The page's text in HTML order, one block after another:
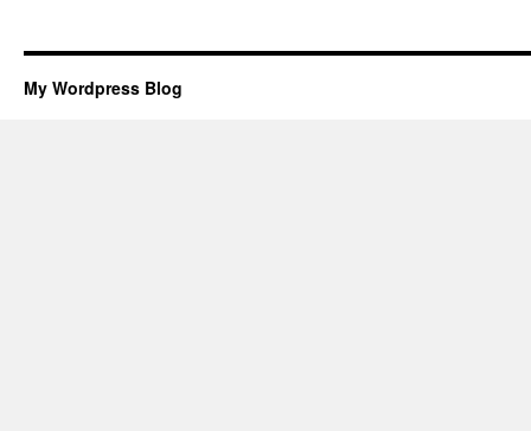
My Wordpress Blog